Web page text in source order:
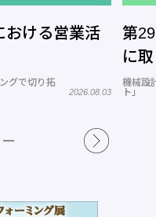
ける営業活
グで切り拓
2026.08.03
第
に
機械設
ト」